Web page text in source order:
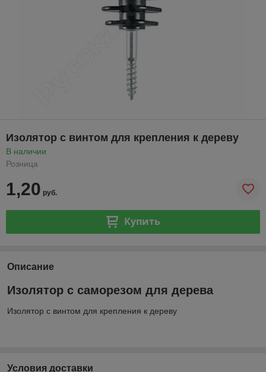
Изолятор с винтом для крепления к дереву
В наличии
Розница
1,20 руб.
Купить
Описание
Изолятор с саморезом для дерева
Изолятор с винтом для крепления к дереву
Условия доставки